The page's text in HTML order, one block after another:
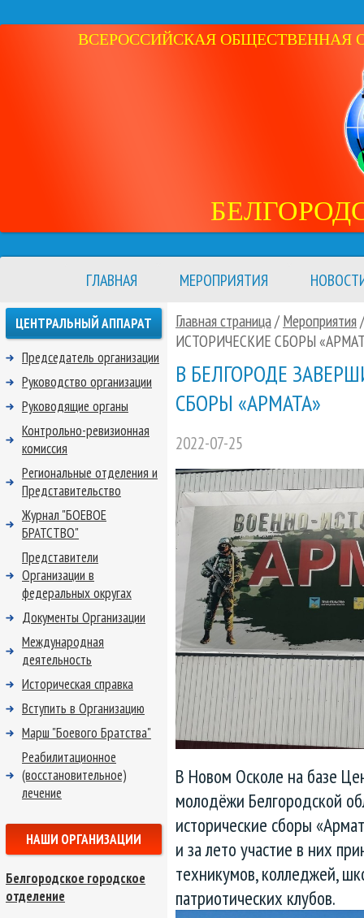
ВСЕРОССИЙСКАЯ ОБЩЕСТВЕННАЯ
ГЛАВНАЯ МЕРОПРИЯТИЯ
Главная страница/ Мероприятия
ИСТОРИЧЕСКИЕ СБОРЫ
В БЕЛГОРОДЕ
СБОРЫ «АРМАТА»
2022-07-25
В Новом Осколе на базе
молодёжи Белгородской
исторические сборы
и за лето участие в них
техникумов, колледжей,
патриотических клубов.
ЦЕНТРАЛЬНЫЙ АППАРАТ
Председатель организации
Руководство организации
Руководящие органы
Контрольно-ревизионная
комиссия
Региональные отделения и
Представительство
Журнал "БОЕВОЕ
БРАТСТВО"
Представители
Организации в
федеральных округах
Документы Организации
Международная
деятельность
Историческая справка
Вступить в Организацию
Марш "Боевого Братства"
Реабилитационное
(восстановительное)
лечение
НАШИ ОРГАНИЗАЦИИ
Белгородское городское
отделение